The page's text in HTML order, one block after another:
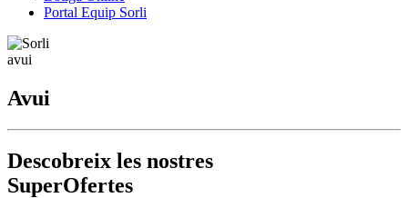
Portal Equip Sorli
Avui
Descobreix les nostres
SuperOfertes